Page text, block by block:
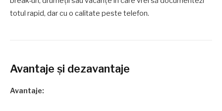
totul rapid, dar cu o calitate peste telefon.
Avantaje și dezavantaje
Avantaje: